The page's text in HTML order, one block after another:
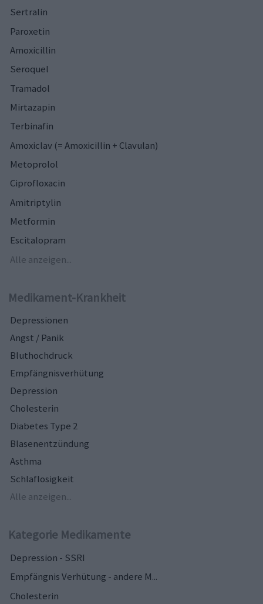
Sertralin
Paroxetin
Amoxicillin
Seroquel
Tramadol
Mirtazapin
Terbinafin
Amoxiclav (= Amoxicillin + Clavulan)
Metoprolol
Ciprofloxacin
Amitriptylin
Metformin
Escitalopram
Alle anzeigen...
Medikament-Krankheit
Depressionen
Angst / Panik
Bluthochdruck
Empfängnisverhütung
Depression
Cholesterin
Diabetes Type 2
Blasenentzündung
Asthma
Schlaflosigkeit
Alle anzeigen...
Kategorie Medikamente
Depression - SSRI
Empfängnis Verhütung - andere M...
Cholesterin